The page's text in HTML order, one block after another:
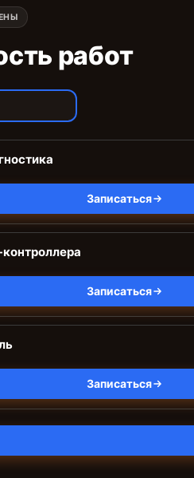
работ
Записаться
Записаться
Записаться